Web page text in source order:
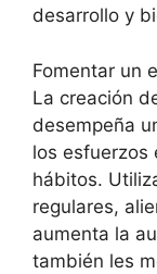
desarrollo y
Fomentar un
La creación
desempeña
los esfuerzos
hábitos.
regulares,
aumenta la
también les